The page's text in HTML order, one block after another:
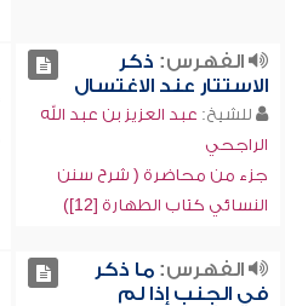
الفهرس: ذكر
الاستتار عند الاغتسال
للشيخ: عبد العزيز بن عبد الله
الراجحي
جزء من محاضرة ( شرح سنن
النسائي كتاب الطهارة [12])
الفهرس:ما ذكر
في الجنب إذا لم